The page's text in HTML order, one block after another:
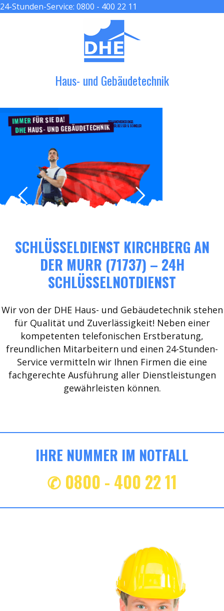
24-Stunden-Service: 0800 - 400 22 11
Haus- und Gebäudetechnik
IMMERFÜR SIE DA!
DHEHAUS- UND GEBÄUDETECHNIK
DER HANDWERKER ENGEL
GRÖßER, BESSER & SCHNELLER
SCHLÜSSELDIENST KIRCHBERG AN
DER MURR (71737) – 24H
SCHLÜSSELNOTDIENST
Wir von der DHE Haus- und Gebäudetechnik stehen
für Qualität und Zuverlässigkeit! Neben einer
kompetenten telefonischen Erstberatung,
freundlichen Mitarbeitern und einen 24-Stunden-
Service vermitteln wir Ihnen Firmen die eine
fachgerechte Ausführung aller Dienstleistungen
gewährleisten können.
IHRE NUMMER IM NOTFALL
✆ 0800 - 400 22 11